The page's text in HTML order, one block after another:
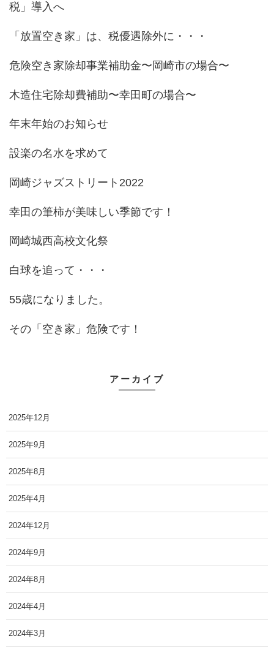
税」導入へ
「放置空き家」は、税優遇除外に・・・
危険空き家除却事業補助金〜岡崎市の場合〜
木造住宅除却費補助〜幸田町の場合〜
年末年始のお知らせ
設楽の名水を求めて
岡崎ジャズストリート2022
幸田の筆柿が美味しい季節です！
岡崎城西高校文化祭
白球を追って・・・
55歳になりました。
その「空き家」危険です！
アーカイブ
2025年12月
2025年9月
2025年8月
2025年4月
2024年12月
2024年9月
2024年8月
2024年4月
2024年3月